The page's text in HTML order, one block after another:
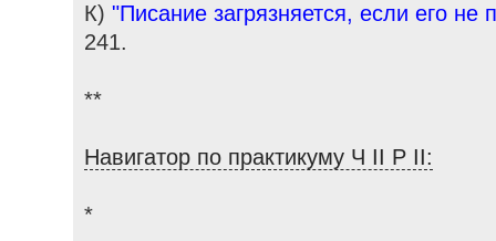
К)"Писание загрязняется, если его не
241.
**
Навигатор по практикуму Ч II Р II:
*